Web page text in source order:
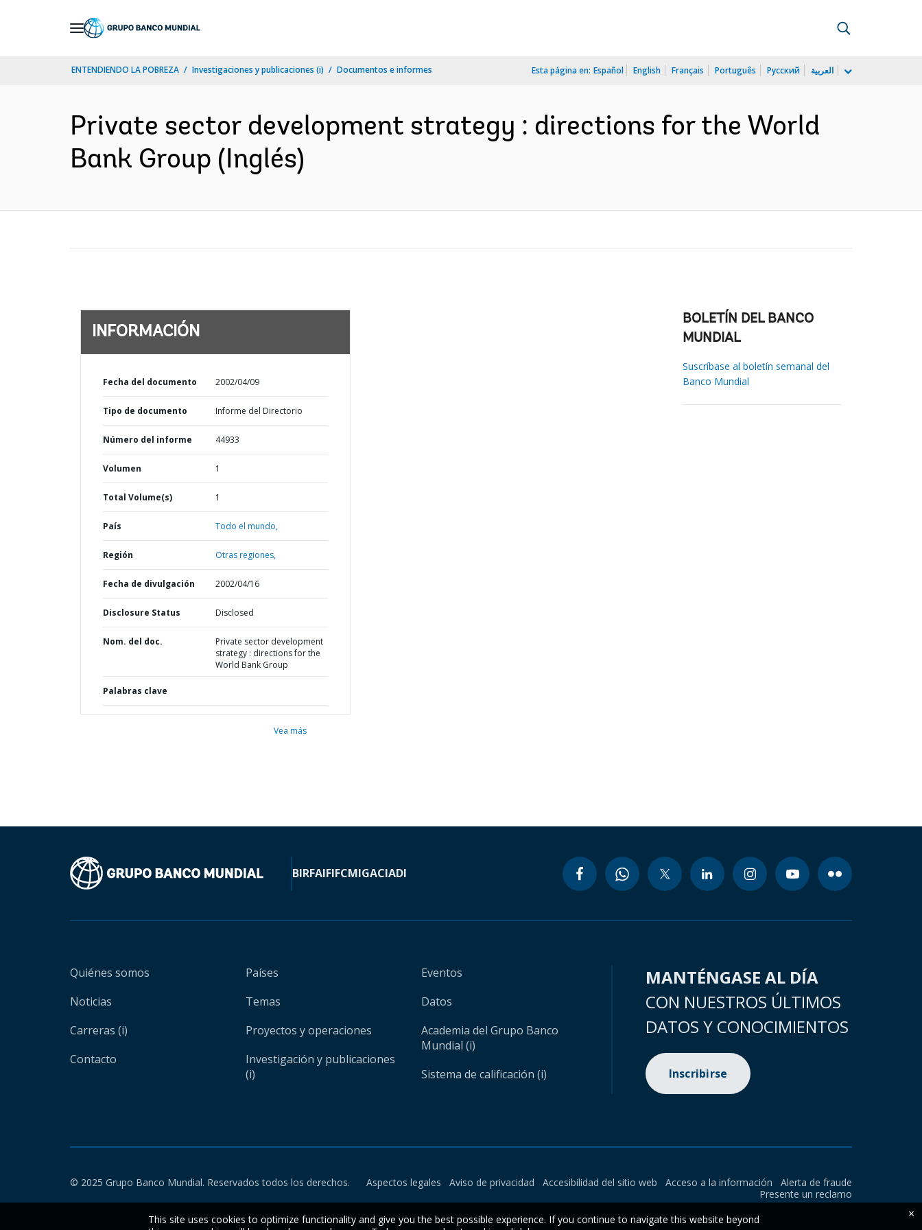
ENTENDIENDO LA POBREZA Investigaciones y publicaciones (i) Documentos e informes Esta página en: Español English Français Português Русский العربية
Private sector development strategy : directions for the World
Bank Group (Inglés)
INFORMACIÓN
Fecha del documento 2002/04/09
Tipo de documento Informe del Directorio
Número del informe 44933
Volumen 1
Total Volume(s) 1
País Todo el mundo,
Región Otras regiones,
Fecha de divulgación 2002/04/16
Disclosure Status Disclosed
Nom. del doc.
Private sector development
strategy : directions for the
World Bank Group
Palabras clave
Vea más
BOLETÍN DEL BANCO
MUNDIAL
Suscríbase al boletín semanal del
Banco Mundial
BIRFAIFIFCMIGACIADI
Quiénes somos
Noticias
Carreras (i)
Contacto
Países
Temas
Proyectos y operaciones
Investigación y publicaciones
(i)
Eventos
Datos
Academia del Grupo Banco
Mundial (i)
Sistema de calificación (i)
MANTÉNGASE AL DÍA
CON NUESTROS ÚLTIMOS
DATOS Y CONOCIMIENTOS
Inscribirse
© 2025 Grupo Banco Mundial. Reservados todos los derechos. Aspectos legales Aviso de privacidad Accesibilidad del sitio web Acceso a la información
Alerta de fraude
Presente un reclamo
This site uses cookies to optimize functionality and give you the best possible experience. If you continue to navigate this website beyond
×